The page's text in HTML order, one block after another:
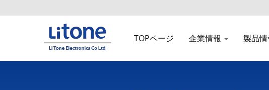
TOPページ 企業情報 製品情